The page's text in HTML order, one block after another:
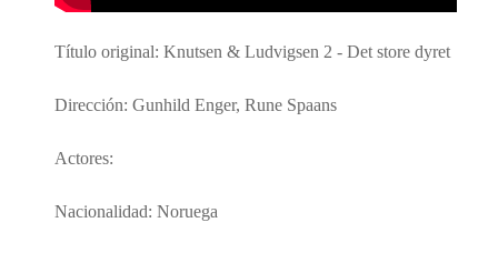
Título original: Knutsen & Ludvigsen 2 - Det store dyret
Dirección: Gunhild Enger, Rune Spaans
Actores:
Nacionalidad: Noruega